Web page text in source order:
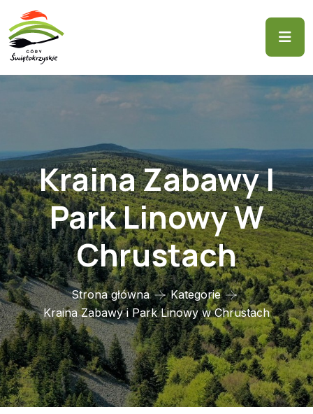
Kraina Zabawy I
Park Linowy W
Chrustach
Strona główna
Kategorie
Kraina Zabawy i Park Linowy w Chrustach